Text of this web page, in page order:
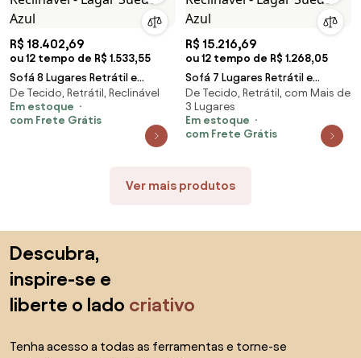
R$ 18.402,69
ou 12 tempo de R$ 1.533,55
Sofá 8 Lugares Retrátil e
Reclinável - Lagar Suede Azul
De Tecido, Retrátil, Reclinável
Em estoque
com Frete Grátis
R$ 15.216,69
ou 12 tempo de R$ 1.268,05
Sofá 7 Lugares Retrátil e
Reclinável - Lagar Suede Azul
De Tecido, Retrátil, com Mais de
3 Lugares
Em estoque
com Frete Grátis
Ver mais produtos
Descubra,
inspire-se e
liberte o lado criativo
Tenha acesso a todas as ferramentas e torne-se